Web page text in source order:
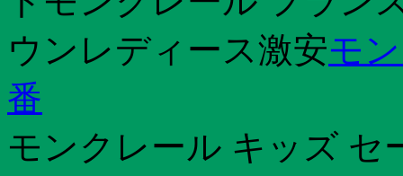
ウンレディース激安モ
番
モンクレール キッズ セ